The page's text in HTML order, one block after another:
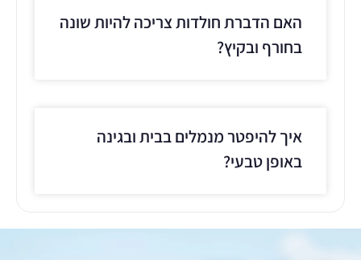
האם הדברת חולדות צריכה להיות שונה
בחורף ובקיץ?
איך להיפטר מנמלים בבית ובגינה
באופן טבעי?